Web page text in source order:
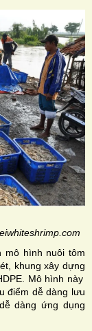
mô hình nuôi tôm
khung xây dựng
Mô hình này
điểm dễ dàng lưu
dàng ứng dụng